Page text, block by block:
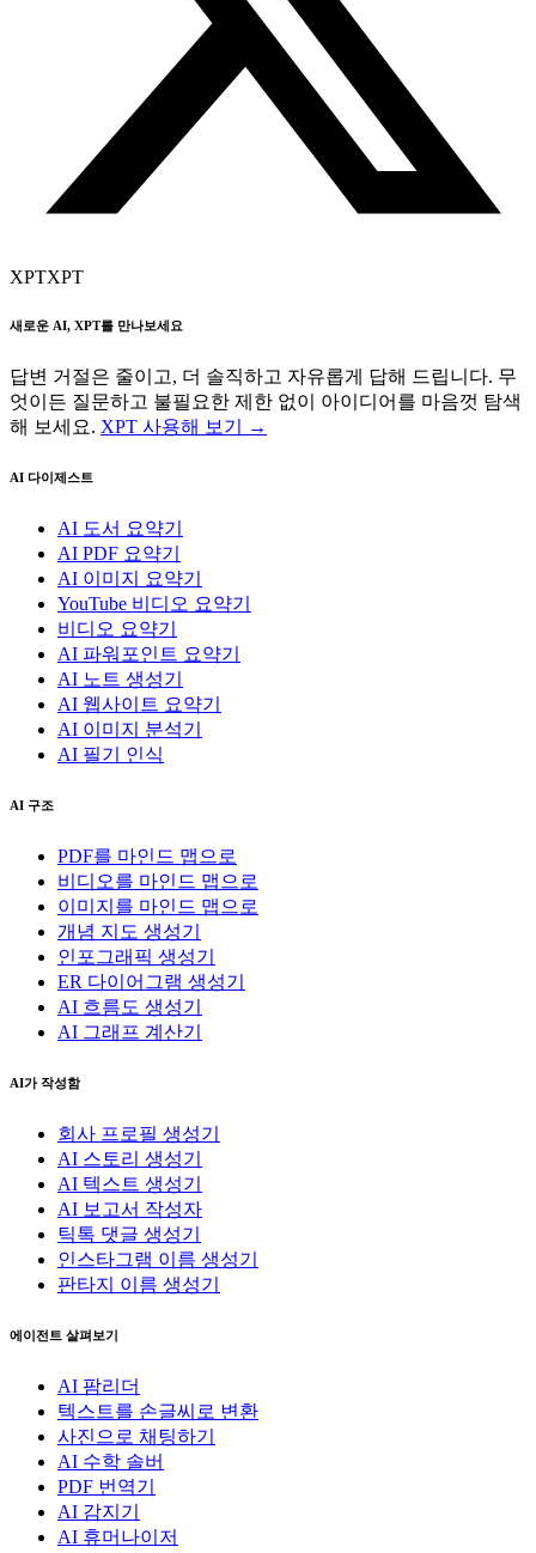
XPTXPT
새로운 AI, XPT를 만나보세요
답변 거절은 줄이고, 더 솔직하고 자유롭게 답해 드립니다. 무
엇이든 질문하고 불필요한 제한 없이 아이디어를 마음껏 탐색
해 보세요. XPT 사용해 보기 →
AI 다이제스트
AI 도서 요약기
AI PDF 요약기
AI 이미지 요약기
YouTube 비디오 요약기
비디오 요약기
AI 파워포인트 요약기
AI 노트 생성기
AI 웹사이트 요약기
AI 이미지 분석기
AI 필기 인식
AI 구조
PDF를 마인드 맵으로
비디오를 마인드 맵으로
이미지를 마인드 맵으로
개념 지도 생성기
인포그래픽 생성기
ER 다이어그램 생성기
AI 흐름도 생성기
AI 그래프 계산기
AI가 작성함
회사 프로필 생성기
AI 스토리 생성기
AI 텍스트 생성기
AI 보고서 작성자
틱톡 댓글 생성기
인스타그램 이름 생성기
판타지 이름 생성기
에이전트 살펴보기
AI 팜리더
텍스트를 손글씨로 변환
사진으로 채팅하기
AI 수학 솔버
PDF 번역기
AI 감지기
AI 휴머나이저